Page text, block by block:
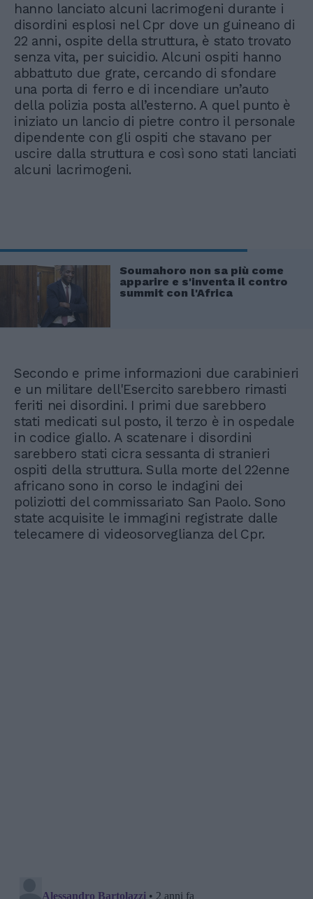
hanno lanciato alcuni lacrimogeni durante i
disordini esplosi nel Cpr dove un guineano di
22 anni, ospite della struttura, è stato trovato
senza vita, per suicidio. Alcuni ospiti hanno
abbattuto due grate, cercando di sfondare
una porta di ferro e di incendiare un’auto
della polizia posta all’esterno. A quel punto è
iniziato un lancio di pietre contro il personale
dipendente con gli ospiti che stavano per
uscire dalla struttura e così sono stati lanciati
alcuni lacrimogeni.
Soumahoro non sa più come
apparire e s'inventa il contro
summit con l'Africa
Secondo e prime informazioni due carabinieri
e un militare dell'Esercito sarebbero rimasti
feriti nei disordini. I primi due sarebbero
stati medicati sul posto, il terzo è in ospedale
in codice giallo. A scatenare i disordini
sarebbero stati cicra sessanta di stranieri
ospiti della struttura. Sulla morte del 22enne
africano sono in corso le indagini dei
poliziotti del commissariato San Paolo. Sono
state acquisite le immagini registrate dalle
telecamere di videosorveglianza del Cpr.